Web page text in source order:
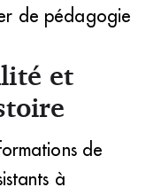
de pédagogie
et
de
à